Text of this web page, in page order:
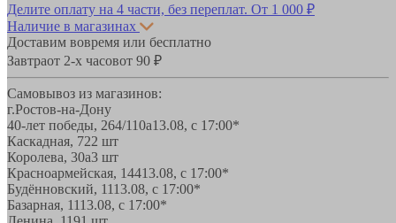
Делите оплату на 4 части, без переплат. От 1 000 ₽
Наличие в магазинах
Доставим вовремя или бесплатно
Завтраот 2-х часовот 90 ₽
Самовывоз из магазинов:
г.Ростов-на-Дону
40-лет победы, 264/110а13.08, с 17:00*
Каскадная, 722 шт
Королева, 30а3 шт
Красноармейская, 14413.08, с 17:00*
Будённовский, 1113.08, с 17:00*
Базарная, 1113.08, с 17:00*